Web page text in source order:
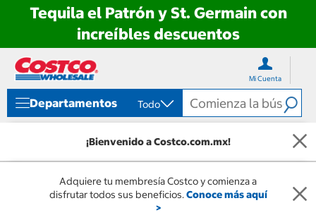
Tequila el Patrón y St. Germain con
increíbles descuentos
directo
contenido
directo
menú
navegación
Mi Cuenta
Departamentos Todo
¡Bienvenido a Costco.com.mx!
Adquiere tu membresía Costco y comienza a
disfrutar todos sus beneficios.Conoce más aquí
>